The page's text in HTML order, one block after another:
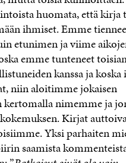
huomata, että kirja
ihmiset. Emme
etunimen ja viime
emme tunteneet
kanssa ja koska
niin aloitimme jokaisen
nimemme ja
Kirjat
Yksi parhaiten
saamista